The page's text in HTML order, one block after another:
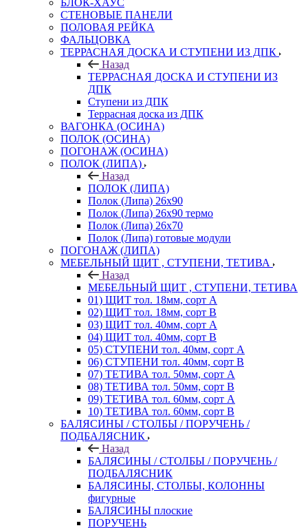
БЛОК-ХАУС
СТЕНОВЫЕ ПАНЕЛИ
ПОЛОВАЯ РЕЙКА
ФАЛЬЦОВКА
ТЕРРАСНАЯ ДОСКА И СТУПЕНИ ИЗ ДПК
Назад
ТЕРРАСНАЯ ДОСКА И СТУПЕНИ ИЗ
ДПК
Ступени из ДПК
Террасная доска из ДПК
ВАГОНКА (ОСИНА)
ПОЛОК (ОСИНА)
ПОГОНАЖ (ОСИНА)
ПОЛОК (ЛИПА)
Назад
ПОЛОК (ЛИПА)
Полок (Липа) 26х90
Полок (Липа) 26х90 термо
Полок (Липа) 26х70
Полок (Липа) готовые модули
ПОГОНАЖ (ЛИПА)
МЕБЕЛЬНЫЙ ЩИТ , СТУПЕНИ, ТЕТИВА
Назад
МЕБЕЛЬНЫЙ ЩИТ , СТУПЕНИ, ТЕТИВА
01) ЩИТ тол. 18мм, сорт А
02) ЩИТ тол. 18мм, сорт В
03) ЩИТ тол. 40мм, сорт А
04) ЩИТ тол. 40мм, сорт В
05) СТУПЕНИ тол. 40мм, сорт А
06) СТУПЕНИ тол. 40мм, сорт В
07) ТЕТИВА тол. 50мм, сорт А
08) ТЕТИВА тол. 50мм, сорт В
09) ТЕТИВА тол. 60мм, сорт А
10) ТЕТИВА тол. 60мм, сорт В
БАЛЯСИНЫ / СТОЛБЫ / ПОРУЧЕНЬ /
ПОДБАЛЯСНИК
Назад
БАЛЯСИНЫ / СТОЛБЫ / ПОРУЧЕНЬ /
ПОДБАЛЯСНИК
БАЛЯСИНЫ, СТОЛБЫ, КОЛОННЫ
фигурные
БАЛЯСИНЫ плоские
ПОРУЧЕНЬ